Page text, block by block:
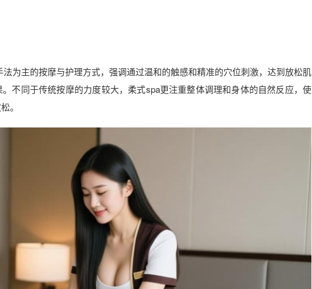
法为主的按摩与护理方式，强调通过温和的触感和精准的穴位刺激，达到放松肌
不同于传统按摩的力度较大，柔式spa更注重整体调理和身体的自然反应，使
。